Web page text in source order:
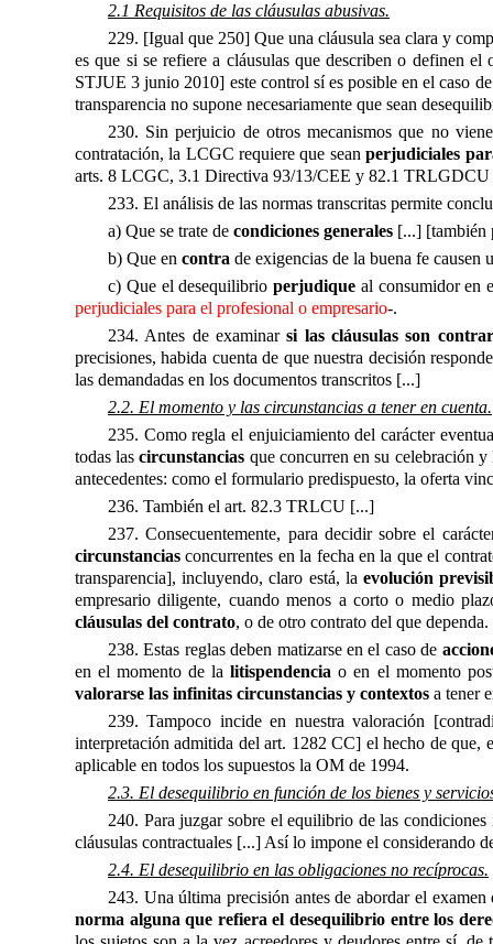
2.1 Requisitos de las cláusulas abusivas.
229. [Igual que 250] Que una cláusula sea clara y
es que si se refiere a cláusulas que describen o definen
STJUE 3 junio 2010] este control sí es posible en el caso
transparencia no supone necesariamente que sean
230. Sin perjuicio de otros mecanismos que no
contratación, la LCGC requiere que seanperjudiciales
arts. 8 LCGC, 3.1 Directiva 93/13/CEE y 82.1
233. El análisis de las normas transcritas permite
a) Que se trate de condiciones generales [...] [también
b) Que en contra de exigencias de la buena fe causen
c) Que el desequilibrioperjudique al consumidor
perjudiciales para el profesional o empresario-.
234. Antes de examinarsi las cláusulas son
precisiones, habida cuenta de que nuestra decisión
las demandadas en los documentos transcritos [...]
2.2. El momento y las circunstancias a tener en cuenta.
235. Como regla el enjuiciamiento del carácter
todas lascircunstancias que concurren en su celebración
antecedentes: como el formulario predispuesto, la oferta
236. También el art. 82.3 TRLCU [...]
237. Consecuentemente, para decidir sobre el
circunstancias concurrentes en la fecha en la que el
transparencia], incluyendo, claro está, laevolución
empresario diligente, cuando menos a corto o medio
cláusulas del contrato, o de otro contrato del que dependa.
238. Estas reglas deben matizarse en el caso de
en el momento de lalitispendencia o en el momento
valorarse las infinitas circunstancias y contextos a tener
239. Tampoco incide en nuestra valoración
interpretación admitida del art. 1282 CC] el hecho de que,
aplicable en todos los supuestos la OM de 1994.
2.3. El desequilibrio en función de los bienes y
240. Para juzgar sobre el equilibrio de las
cláusulas contractuales [...] Así lo impone el
2.4. El desequilibrio en las obligaciones no recíprocas.
243. Una última precisión antes de abordar el
norma alguna que refiera el desequilibrio entre los